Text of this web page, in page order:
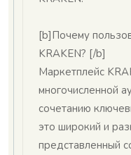
[b]Почему
KRAKEN? [/b]
Маркетплейс
многочисленной
сочетанию
это широкий и
представленный